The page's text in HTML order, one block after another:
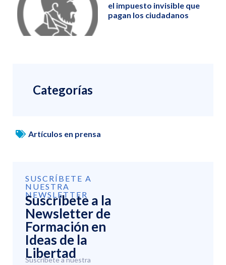
el impuesto invisible que
pagan los ciudadanos
Categorías
Artículos en prensa
SUSCRÍBETE A
NUESTRA
NEWSLETTER
Suscríbete a la
Newsletter de
Formación en
Ideas de la
Libertad
Suscríbete a nuestra